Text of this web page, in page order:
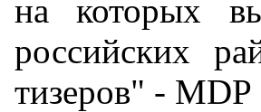
на которых
российских
тизеров" - MDP